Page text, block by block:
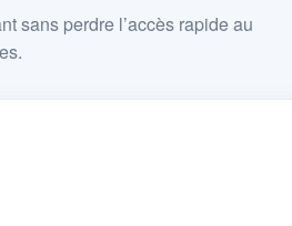
sans perdre l’accès rapide au